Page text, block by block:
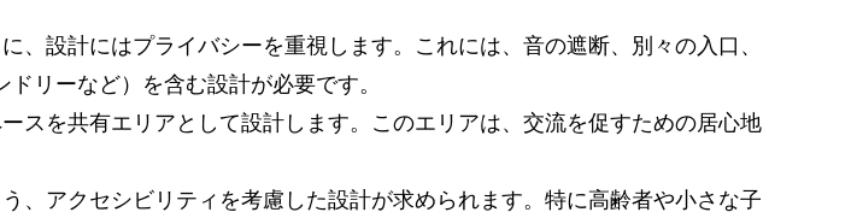
、設計にはプライバシーを重視します。これには、音の遮断、別々の入口、
リーなど）を含む設計が必要です。
スを共有エリアとして設計します。このエリアは、交流を促すための居心地
、アクセシビリティを考慮した設計が求められます。特に高齢者や小さな子